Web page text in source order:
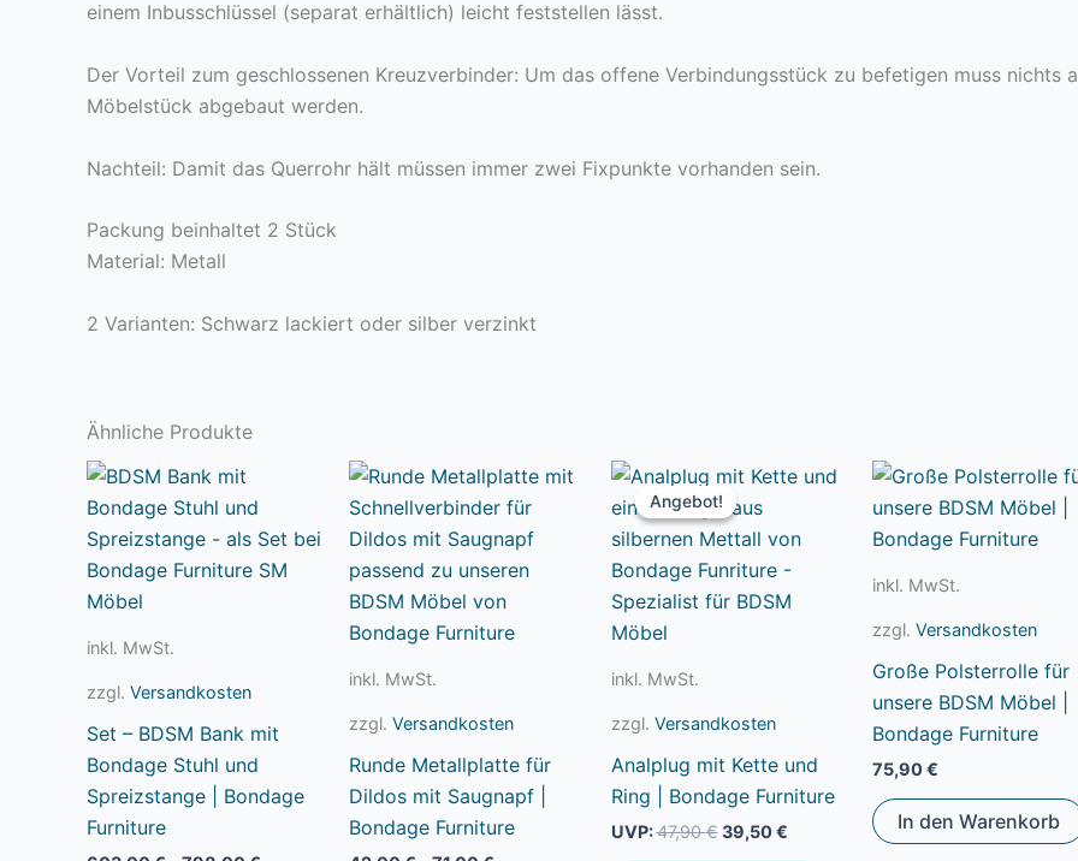
einem Inbusschlüssel (separat erhältlich) leicht feststellen lässt.
Der Vorteil zum geschlossenen Kreuzverbinder: Um das offene Verbindungsstück zu befetigen muss nichts
Möbelstück abgebaut werden.
Nachteil: Damit das Querrohr hält müssen immer zwei Fixpunkte vorhanden sein.
Packung beinhaltet 2 Stück
Material: Metall
2 Varianten: Schwarz lackiert oder silber verzinkt
Ähnliche Produkte
inkl. MwSt.
zzgl. Versandkosten
Set – BDSM Bank mit
Bondage Stuhl und
Spreizstange | Bondage
Furniture
inkl. MwSt.
zzgl. Versandkosten
Runde Metallplatte für
Dildos mit Saugnapf |
Bondage Furniture
Angebot!
Angebot!
inkl. MwSt.
zzgl. Versandkosten
Analplug mit Kette und
Ring | Bondage Furniture
UVP:47,90€ Ursprünglicher
39,50€Aktueller
inkl. MwSt.
zzgl.Versandkosten
Große Polsterrolle für
unsere BDSM Möbel |
Bondage Furniture
75,90€
In den Warenkorb